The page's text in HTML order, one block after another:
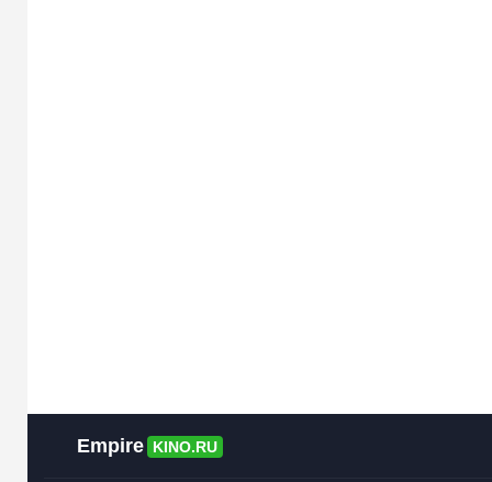
Empire KINO.RU